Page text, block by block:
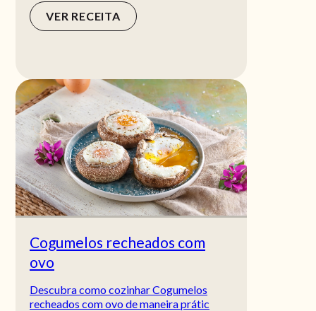
VER RECEITA
Cogumelos recheados com
ovo
Descubra como cozinhar Cogumelos
recheados com ovo de maneira prátic